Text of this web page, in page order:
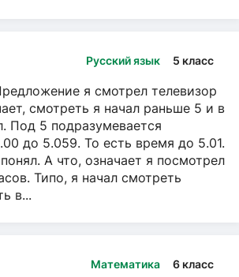
Русский язык 5 класс
я смотрел телевизор
смотреть я начал раньше 5 и в
Под 5 подразумевается
до 5.059. То есть время до 5.01.
А что, означает я посмотрел
Типо, я начал смотреть
в...
Математика 6 класс